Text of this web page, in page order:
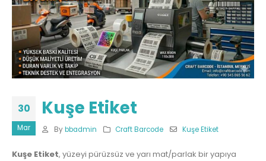
30
Mar
Kuşe Etiket
By bbadmin Craft Barcode Kuşe Etiket
Kuşe Etiket, yüzeyi pürüzsüz ve yarı mat/parlak bir yapıya